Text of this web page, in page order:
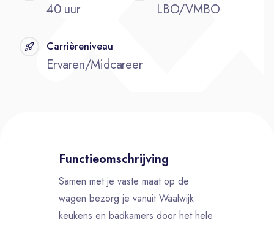
40 uur LBO/VMBO
Carrièreniveau
Ervaren/Midcareer
Functieomschrijving
Samen met je vaste maat op de
wagen bezorg je vanuit Waalwijk
keukens en badkamers door het hele